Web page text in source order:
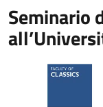
Seminario